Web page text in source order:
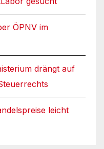
ÖPNV im
drängt auf
leicht